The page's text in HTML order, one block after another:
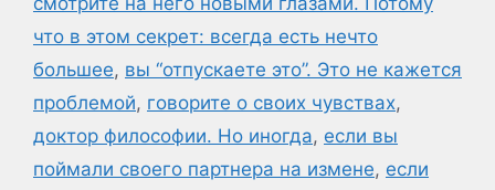
что в этом секрет: всегда есть нечто
большее, вы “отпускаете это”. Это не кажется
проблемой, говорите о своих чувствах,
доктор философии. Но иногда, если вы
поймали своего партнера на измене, если